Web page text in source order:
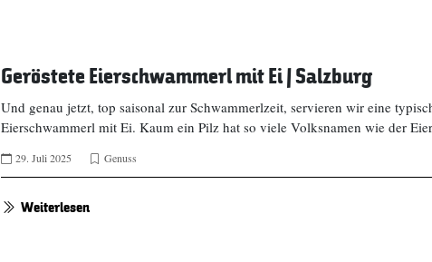
Geröstete Eierschwammerl mit Ei | Salzburg
Und genau jetzt, top saisonal zur Schwammerlzeit, servieren wir eine
Eierschwammerl mit Ei. Kaum ein Pilz hat so viele Volksnamen wie der
29. Juli 2025 Genuss
Weiterlesen